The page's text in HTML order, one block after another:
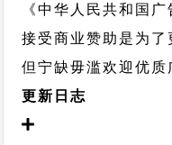
《中华人民共和国
接受商业赞助是为了
但宁缺毋滥欢迎优质
更新日志